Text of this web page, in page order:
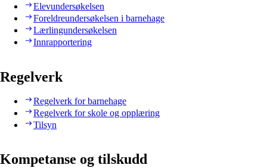
Elevundersøkelsen
Foreldreundersøkelsen i barnehage
Lærlingundersøkelsen
Innrapportering
Regelverk
Regelverk for barnehage
Regelverk for skole og opplæring
Tilsyn
Kompetanse og tilskudd